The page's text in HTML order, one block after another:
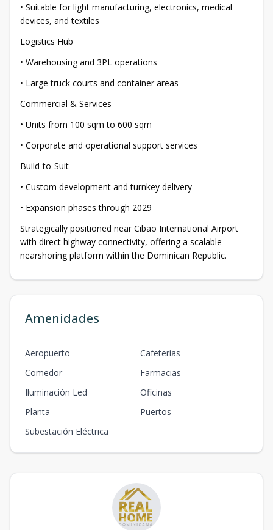
• Suitable for light manufacturing, electronics, medical
devices, and textiles
Logistics Hub
• Warehousing and 3PL operations
• Large truck courts and container areas
Commercial & Services
• Units from 100 sqm to 600 sqm
• Corporate and operational support services
Build-to-Suit
• Custom development and turnkey delivery
• Expansion phases through 2029
Strategically positioned near Cibao International Airport
with direct highway connectivity, offering a scalable
nearshoring platform within the Dominican Republic.
Amenidades
Aeropuerto
Cafeterías
Comedor
Farmacias
Iluminación Led
Oficinas
Planta
Puertos
Subestación Eléctrica